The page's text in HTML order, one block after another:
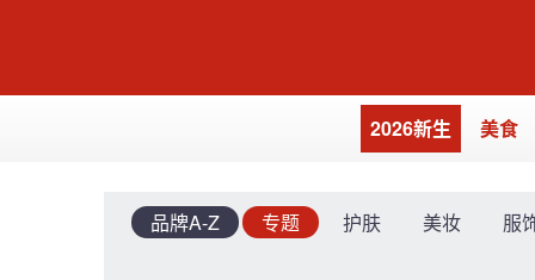
2026新生 美食
品牌A-Z 专题 护肤 美妆 服